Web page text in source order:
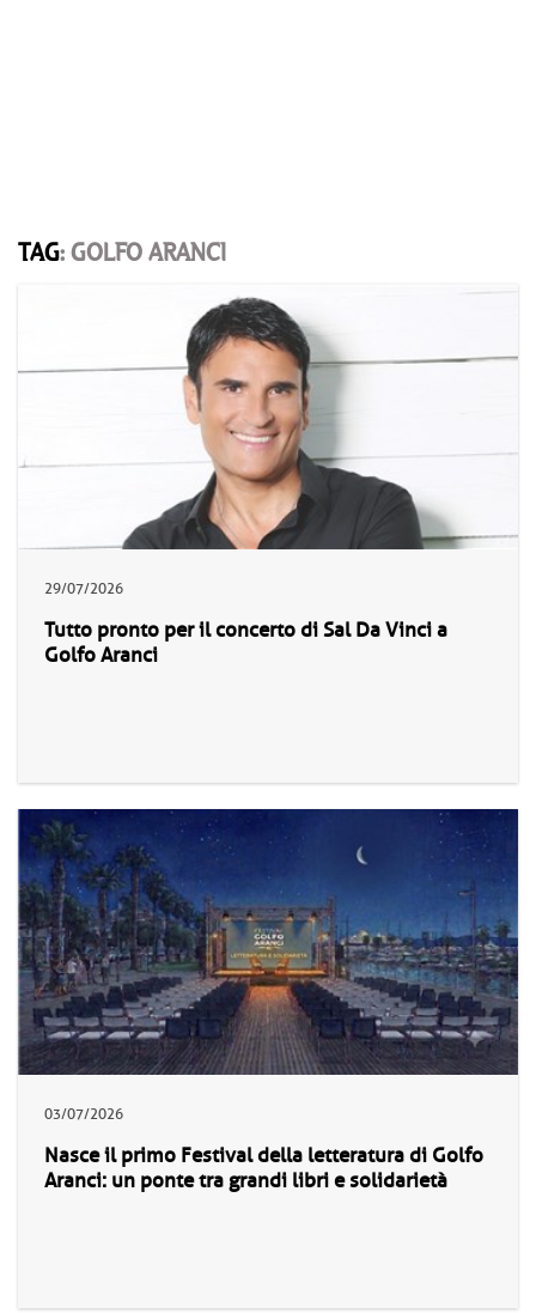
TAG: GOLFO ARANCI
29/07/2026
Tutto pronto per il concerto di Sal Da Vinci a
Golfo Aranci
03/07/2026
Nasce il primo Festival della letteratura di Golfo
Aranci: un ponte tra grandi libri e solidarietà